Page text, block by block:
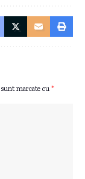
marcate cu *